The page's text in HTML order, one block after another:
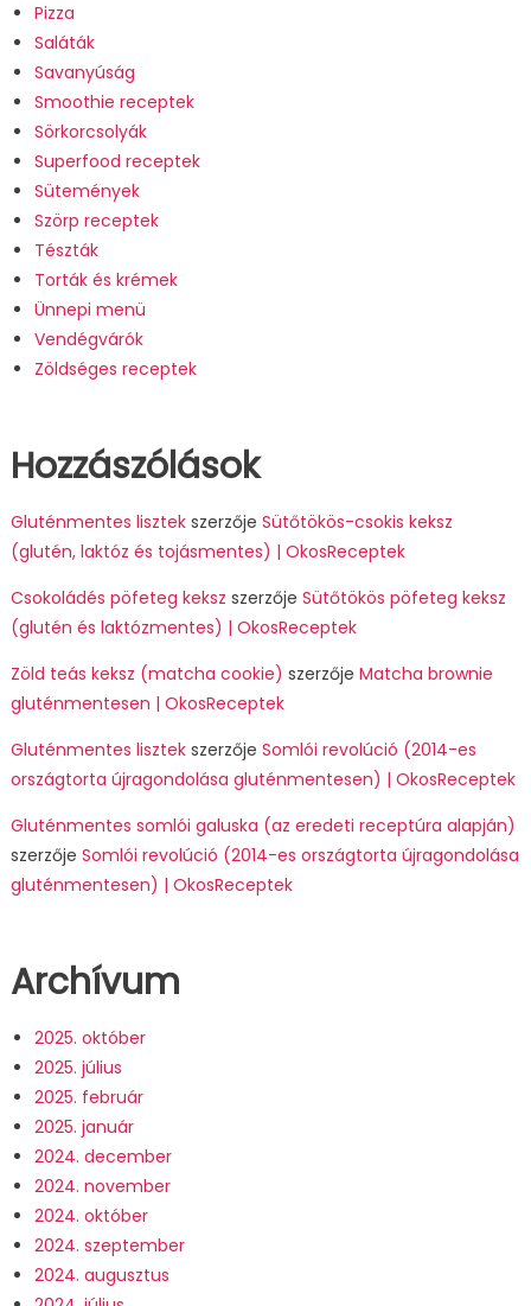
Pizza
Saláták
Savanyúság
Smoothie receptek
Sörkorcsolyák
Superfood receptek
Sütemények
Szörp receptek
Tészták
Torták és krémek
Ünnepi menü
Vendégvárók
Zöldséges receptek
Hozzászólások
Gluténmentes lisztekszerzője Sütőtökös-csokis keksz
(glutén, laktóz és tojásmentes) | OkosReceptek
Csokoládés pöfeteg keksz szerzője Sütőtökös pöfeteg keksz
(glutén és laktózmentes) | OkosReceptek
Zöld teás keksz (matcha cookie) szerzője Matcha brownie
gluténmentesen | OkosReceptek
Gluténmentes lisztekszerzője Somlói revolúció (2014-es
országtorta újragondolása gluténmentesen) | OkosReceptek
Gluténmentes somlói galuska (az eredeti receptúra alapján)
szerzője Somlói revolúció (2014-es országtorta újragondolása
gluténmentesen) | OkosReceptek
Archívum
2025. október
2025. július
2025. február
2025. január
2024. december
2024. november
2024. október
2024. szeptember
2024. augusztus